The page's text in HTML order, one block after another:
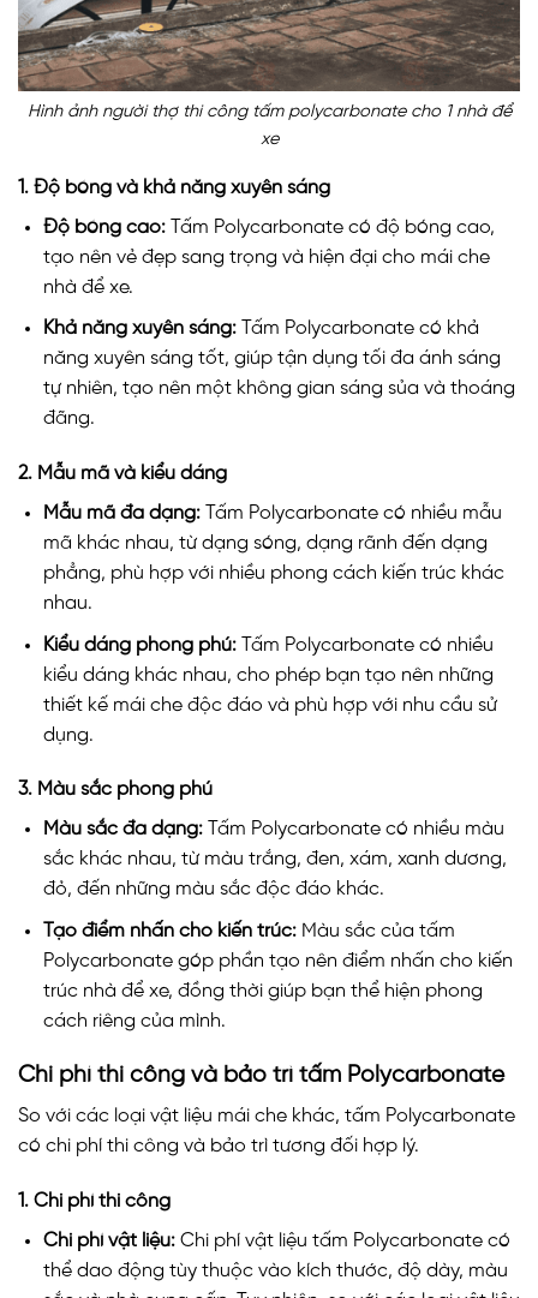
Hình ảnh người thợ thi công tấm polycarbonate cho 1 nhà để
xe
1. Độ bóng và khả năng xuyên sáng
Độ bóng cao:Tấm Polycarbonate có độ bóng cao,
tạo nên vẻ đẹp sang trọng và hiện đại cho mái che
nhà để xe.
Khả năng xuyên sáng:Tấm Polycarbonate có khả
năng xuyên sáng tốt, giúp tận dụng tối đa ánh sáng
tự nhiên, tạo nên một không gian sáng sủa và thoáng
đãng.
2. Mẫu mã và kiểu dáng
Mẫu mã đa dạng:Tấm Polycarbonate có nhiều mẫu
mã khác nhau, từ dạng sóng, dạng rãnh đến dạng
phẳng, phù hợp với nhiều phong cách kiến trúc khác
nhau.
Kiểu dáng phong phú:Tấm Polycarbonate có nhiều
kiểu dáng khác nhau, cho phép bạn tạo nên những
thiết kế mái che độc đáo và phù hợp với nhu cầu sử
dụng.
3. Màu sắc phong phú
Màu sắc đa dạng:Tấm Polycarbonate có nhiều màu
sắc khác nhau, từ màu trắng, đen, xám, xanh dương,
đỏ, đến những màu sắc độc đáo khác.
Tạo điểm nhấn cho kiến trúc:Màu sắc của tấm
Polycarbonate góp phần tạo nên điểm nhấn cho kiến
trúc nhà để xe, đồng thời giúp bạn thể hiện phong
cách riêng của mình.
Chi phí thi công và bảo trì tấm Polycarbonate
So với các loại vật liệu mái che khác, tấm Polycarbonate
có chi phí thi công và bảo trì tương đối hợp lý.
1. Chi phí thi công
Chi phí vật liệu:Chi phí vật liệu tấm Polycarbonate có
thể dao động tùy thuộc vào kích thước, độ dày, màu